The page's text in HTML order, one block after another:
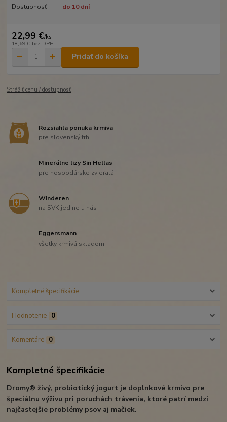
Dostupnosť do 10 dní
22,99 €/ks
18,69 € bez DPH
Pridať do košíka
Strážiť cenu / dostupnosť
Rozsiahla ponuka krmiva
pre slovenský trh
Minerálne lizy Sin Hellas
pre hospodárske zvieratá
Winderen
na SVK jedine u nás
Eggersmann
všetky krmivá skladom
Kompletné špecifikácie
Hodnotenie 0
Komentáre 0
Kompletné špecifikácie
Dromy® živý, probiotický jogurt je doplnkové krmivo pre
špeciálnu výživu pri poruchách trávenia, ktoré patrí medzi
najčastejšie problémy psov aj mačiek.